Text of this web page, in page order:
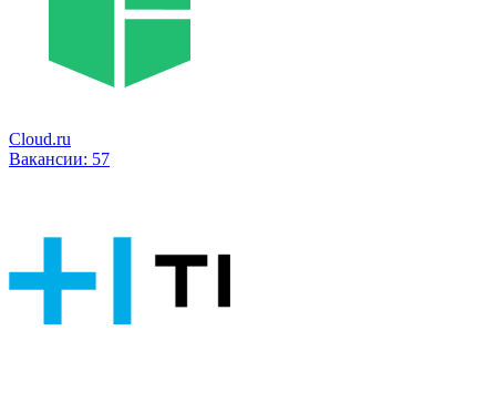
Cloud.ru
Вакансии: 57